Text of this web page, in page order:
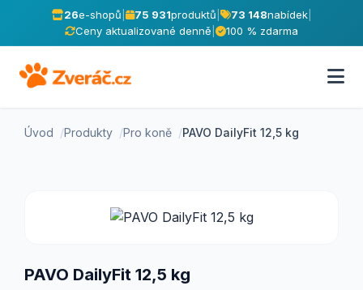
26e-shopů 75 931produktů 73 148nabídek|
Ceny aktualizované denně
100 % zdarma
Úvod Produkty Pro koně PAVO DailyFit 12,5 kg
PAVO DailyFit 12,5 kg